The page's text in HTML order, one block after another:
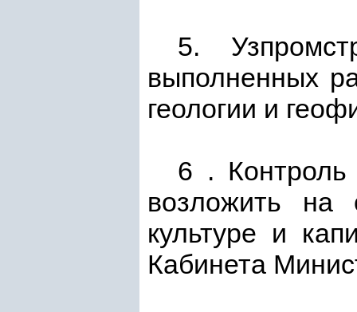
5.
выполненных
геологии и
6 . Контроль
возложить на
культуре и
Кабинета